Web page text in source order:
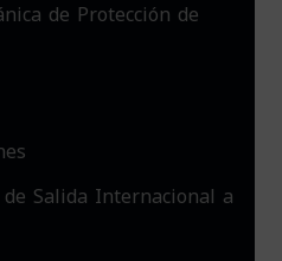
de Protección de
Salida Internacional a